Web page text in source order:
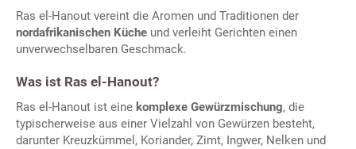
Ras el-Hanout vereint die Aromen und Traditionen der
nordafrikanischen Küche und verleiht Gerichten einen
unverwechselbaren Geschmack.
Was ist Ras el-Hanout?
Ras el-Hanout ist eine komplexe Gewürzmischung, die
typischerweise aus einer Vielzahl von Gewürzen besteht,
darunter Kreuzkümmel, Koriander, Zimt, Ingwer, Nelken und